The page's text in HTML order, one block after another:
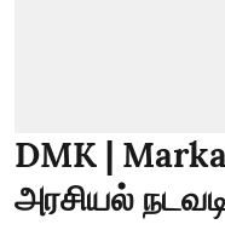
DMK |
அரசியல்